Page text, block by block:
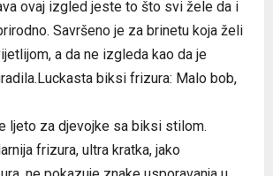
ovaj izgled jeste to što svi žele da i
Savršeno je za brinetu koja želi
a da ne izgleda kao da je
biksi frizura: Malo bob,
ljeto za djevojke sa biksi stilom.
frizura, ultra kratka, jako